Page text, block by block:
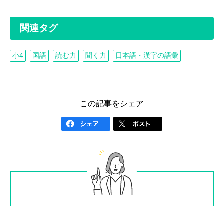
関連タグ
小4 国語 読む力 聞く力 日本語・漢字の語彙
この記事をシェア